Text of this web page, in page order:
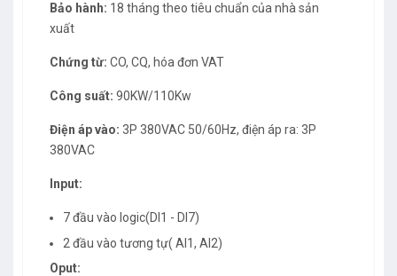
Bảo hành: 18 tháng theo tiêu chuẩn của nhà sản
xuất
Chứng từ: CO, CQ, hóa đơn VAT
Công suất: 90KW/110Kw
Điện áp vào: 3P 380VAC 50/60Hz, điện áp ra: 3P
380VAC
Input:
7 đầu vào logic(DI1 - DI7)
2 đầu vào tương tự( AI1, AI2)
Oput: